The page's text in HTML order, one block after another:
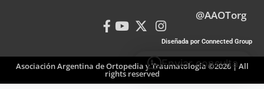
@AAOTorg
Diseñada por Connected Group
Asociación Argentina de Ortopedia y Traumatología ©2026 | All
rights reserved
Enviar consulta